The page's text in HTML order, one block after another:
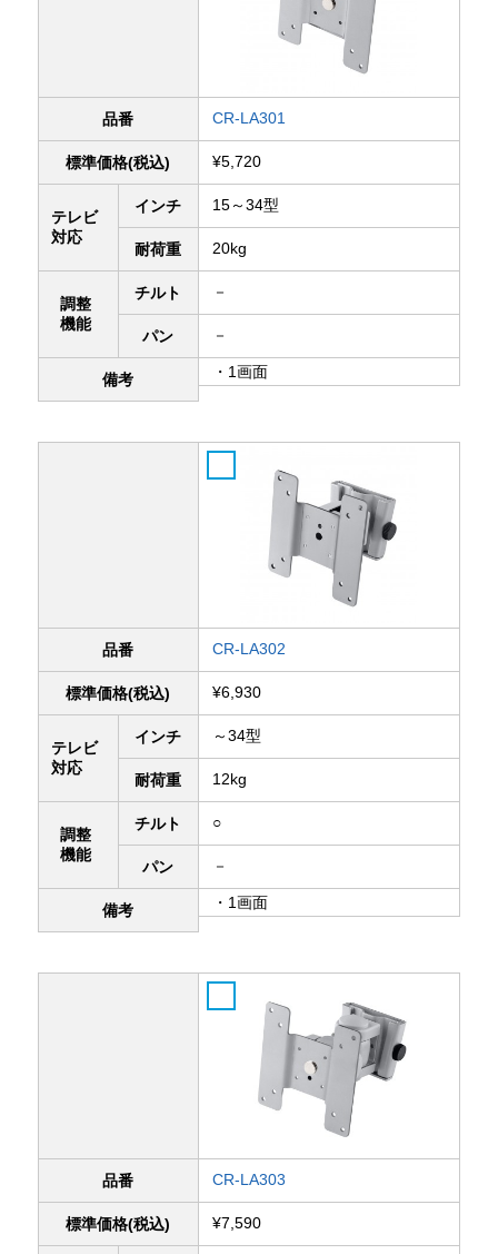
品番 CR-LA301
標準価格(税込) ¥5,720
テレビ
対応
インチ 15～34型
耐荷重 20kg
調整
機能
チルト －
パン －
備考 ・1画面
品番 CR-LA302
標準価格(税込) ¥6,930
テレビ
対応
インチ ～34型
耐荷重 12kg
調整
機能
チルト ○
パン －
備考 ・1画面
品番 CR-LA303
標準価格(税込) ¥7,590